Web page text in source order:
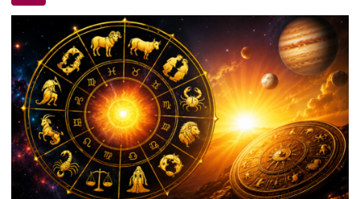
शांतिपूर्ण
आंदोलन:
आखिर
क्यों
सड़क
पर
उतरे
युवा,
क्या
हैं